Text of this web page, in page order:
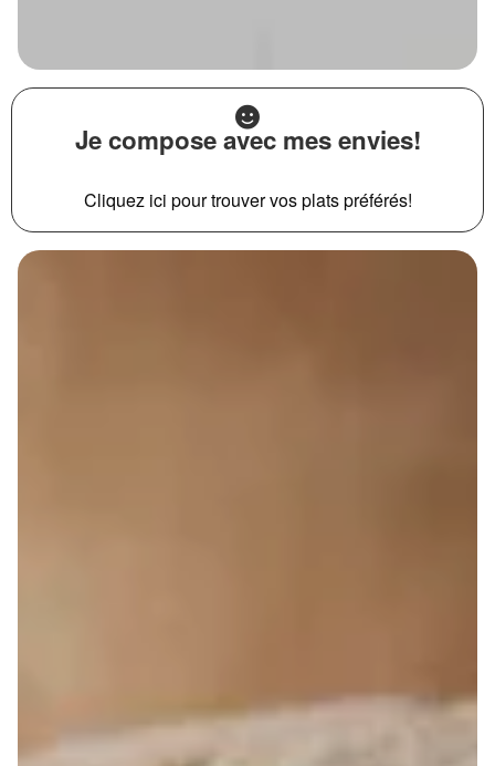
Je compose avec mes envies!
Cliquez ici pour trouver vos plats préférés!